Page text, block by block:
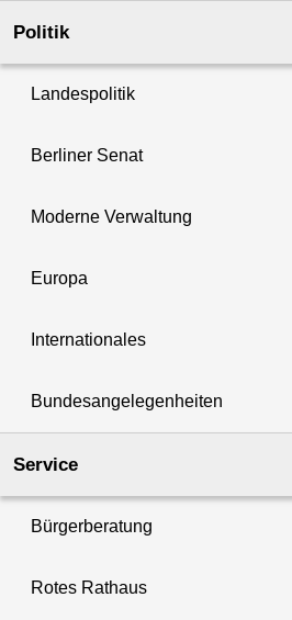
Politik
Landespolitik
Berliner Senat
Moderne Verwaltung
Europa
Internationales
Bundesangelegenheiten
Service
Bürgerberatung
Rotes Rathaus